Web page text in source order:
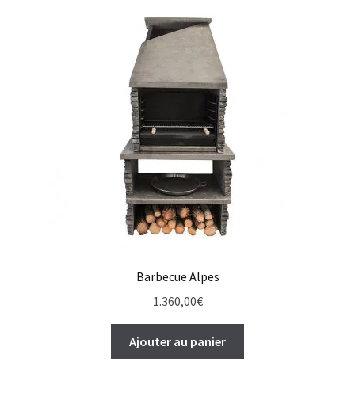
Barbecue Alpes
1.360,00€
Ajouter au panier